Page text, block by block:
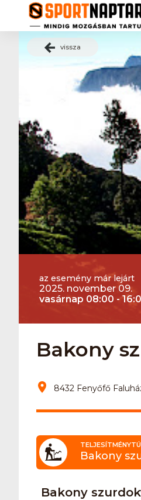
vissza
az esemény már lejárt
2025. november 09.
vasárnap 08:00 -
Bakony
8432 Fenyőfő
Bakony
Bakony